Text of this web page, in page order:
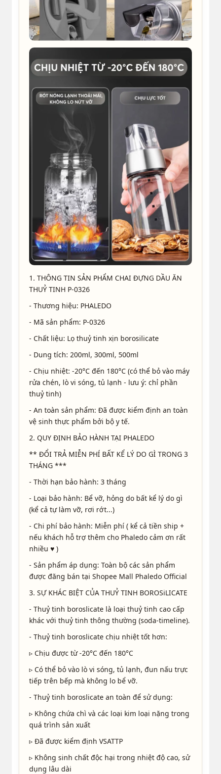
1. THÔNG TIN SẢN PHẨM CHAI ĐỰNG DẦU ĂN
THUỶ TINH P-0326
- Thương hiệu: PHALEDO
- Mã sản phẩm: P-0326
- Chất liệu: Lọ thuỷ tinh xịn borosilicate
- Dung tích: 200ml, 300ml, 500ml
- Chịu nhiệt: -20°C đến 180°C (có thể bỏ vào máy
rửa chén, lò vi sóng, tủ lạnh - lưu ý: chỉ phần
thuỷ tinh)
- An toàn sản phẩm: Đã được kiểm định an toàn
vệ sinh thực phẩm bởi bộ y tế.
2. QUY ĐỊNH BẢO HÀNH TẠI PHALEDO
** ĐỔI TRẢ MIỄN PHÍ BẤT KỂ LÝ DO GÌ TRONG 3
THÁNG ***
- Thời hạn bảo hành: 3 tháng
- Loại bảo hành: Bể vỡ, hỏng do bất kể lý do gì
(kể cả tự làm vỡ, rơi rớt...)
- Chi phí bảo hành: Miễn phí ( kể cả tiền ship +
nếu khách hỗ trợ thêm cho Phaledo cảm ơn rất
nhiều ♥ )
- Sản phẩm áp dụng: Toàn bộ các sản phẩm
được đăng bán tại Shopee Mall Phaledo Official
3. SỰ KHÁC BIỆT CỦA THUỶ TINH BOROSiLICATE
- Thuỷ tinh boroslicate là loại thuỷ tinh cao cấp
khác với thuỷ tinh thông thường (soda-timeline).
- Thuỷ tinh boroslicate chịu nhiệt tốt hơn:
▹ Chịu được từ -20°C đến 180°C
▹ Có thể bỏ vào lò vi sóng, tủ lạnh, đun nấu trực
tiếp trên bếp mà không lo bể vỡ.
- Thuỷ tinh boroslicate an toàn để sử dụng:
▹ Không chứa chì và các loại kim loại nặng trong
quá trình sản xuất
▹ Đã được kiểm định VSATTP
▹ Không sinh chất độc hại trong nhiệt độ cao, sử
dụng lâu dài